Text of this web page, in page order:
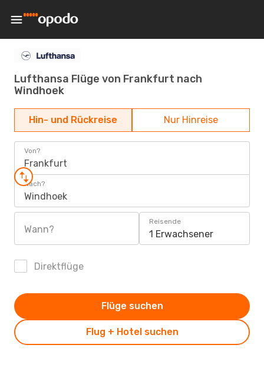
Lufthansa Flüge von Frankfurt nach
Windhoek
Hin- und Rückreise Nur Hinreise
Von?
Frankfurt
Nach?
Windhoek
Wann?
Reisende
1 Erwachsener
Direktflüge
Flug + Hotel suchen
Flüge suchen